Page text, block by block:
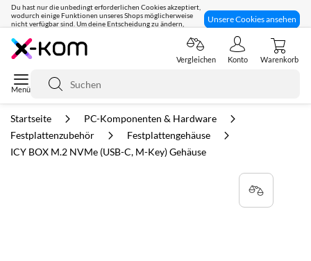
Du hast nur die unbedingt erforderlichen Cookies akzeptiert,
wodurch einige Funktionen unseres Shops möglicherweise
nicht verfügbar sind. Um deine Entscheidung zu ändern,
Unsere Cookies ansehen
Seit 8 Jahren für dich da!
Suche
Vergleichen Konto Warenkorb
Startseite
PC-Komponenten & Hardware
Festplattenzubehör
Festplattengehäuse
ICY BOX M.2 NVMe (USB-C, M-Key) Gehäuse